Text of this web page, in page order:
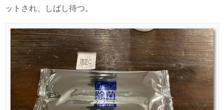
ットされ、しばし待つ。